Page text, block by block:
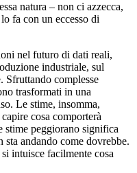
natura – non ci azzecca,
fa con un eccesso di
nel futuro di dati reali,
industriale, sul
Sfruttando complesse
trasformati in una
Le stime, insomma,
cosa comporterà
stime peggiorano significa
sta andando come dovrebbe.
intuisce facilmente cosa